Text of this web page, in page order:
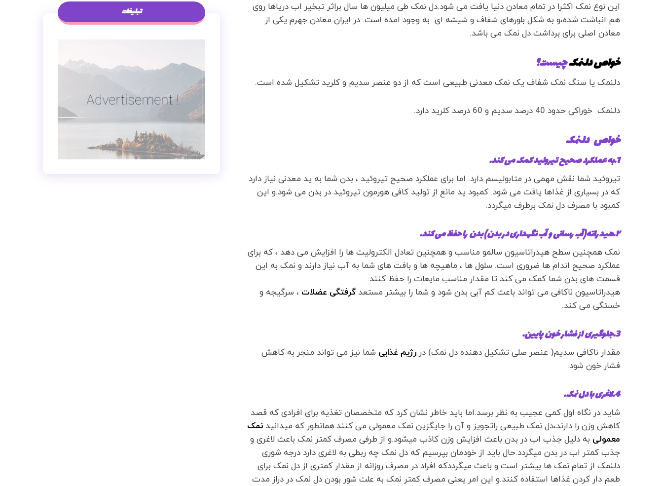
این نوع نمک اکثرا در تمام معادن دنیا یافت می شود.دل نمک طی میلیون ها سال براثر تبخیر اب دریاها روی
هم انباشت شده،و به شکل بلورهای شفاف و شیشه ای به وجود امده است. در ایران معادن جهرم یکی از
معادن اصلی برای برداشت دل نمک می باشد.
خواص دلنمکچیست؟
دلنمک یا سنگ نمک شفاف یک نمک معدنی طبیعی است که از دو عنصر سدیم و کلرید تشکیل شده است.
دلنمک خوراکی حدود 40 درصد سدیم و 60 درصد کلرید دارد.
خواص دلنمک
1.به عملکرد صحیح تیروئید کمک می کند.
تیروئید شما نقش مهمی در متابولیسم دارد. اما برای عملکرد صحیح تیروئید ، بدن شما به ید معدنی نیاز دارد
که در بسیاری از غذاها یافت می شود. کمبود ید مانع از تولید کافی هورمون تیروئید در بدن می شود.و این
کمبود با مصرف دل نمک برطرف میگردد.
۲.هیدراته(آب رسانی و آب نگهداری در بدن) بدن را حفظ می کند.
نمک همچنین سطح هیدراتاسیون سالمو مناسب و همچنین تعادل الکترولیت ها را افزایش می دهد ، که برای
عملکرد صحیح اندام ها ضروری است. سلول ها ، ماهیچه ها و بافت های شما به آب نیاز دارند و نمک به این
قسمت های بدن شما کمک می کند تا مقدار مناسب مایعات را حفظ کنند.
هیدراتاسیون ناکافی می تواند باعث کم آبی بدن شود و شما را بیشتر مستعدگرفتگی عضلات ، سرگیجه و
خستگی می کند.
3.جلوگیری از فشار خون پایین.
مقدار ناکافی سدیم( عنصر صلی تشکیل دهنده دل نمک) در رژیم غذایی شما نیز می تواند منجر به کاهش
فشار خون شود.
4.لاغری با دل نمک.
شاید در نگاه اول کمی عجیب به نظر برسد.اما باید خاطر نشان کرد که متخصصان تغذیه برای افرادی که قصد
کاهش وزن را دارند،دل نمک طبیعی راتجویز و آن را جایگزین نمک معمولی می کنند.همانطور که میدانید نمک
معمولی به دلیل جذب اب در بدن باعث افزایش وزن کاذب میشود.و از طرفی مصرف کمتر نمک باعث لاغری و
جذب کمتر اب در بدن میگردد.حال باید از خودمان بپرسیم که دل نمک چه ربطی به لاغری دارد درجه شوری
دلنمک از تمام نمک ها بیشتر است و باعث میگرددکه افراد در مصرف روزانه از مقدار کمتری از دل نمک برای
طعم دار کردن غذاها استفاده کنند.و این امر یعنی مصرف کمتر نمک به علت شور بودن دل نمک در دراز مدت
تبلیغات